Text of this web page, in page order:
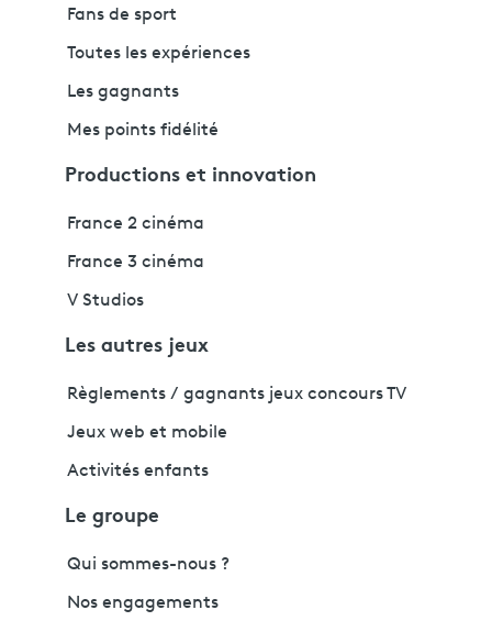
Fans de sport
Toutes les expériences
Les gagnants
Mes points fidélité
Productions et innovation
France 2 cinéma
France 3 cinéma
V Studios
Les autres jeux
Règlements / gagnants jeux concours TV
Jeux web et mobile
Activités enfants
Le groupe
Qui sommes-nous ?
Nos engagements